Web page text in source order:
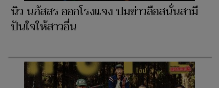
นิว นภัสสร ออกโรงแจง ปมข่าวลือสนั่นสามี
ปันใจให้สาวอื่น